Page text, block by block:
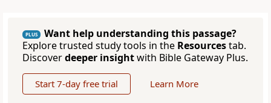
PLUS
Want help understanding this passage?
Explore trusted study tools in the Resourcestab.
Discoverdeeper insightwith Bible Gateway Plus.
Start 7-day free trial Learn More